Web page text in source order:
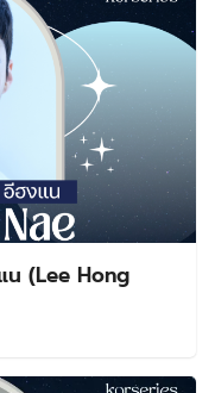
(Lee Hong